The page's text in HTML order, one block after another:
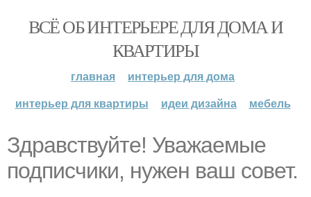
ВСЁ ОБ ИНТЕРЬЕРЕ ДЛЯ ДОМА И
КВАРТИРЫ
главная
интерьер для дома
интерьер для квартиры
идеи дизайна мебель
Здравствуйте! Уважаемые
подписчики, нужен ваш совет.